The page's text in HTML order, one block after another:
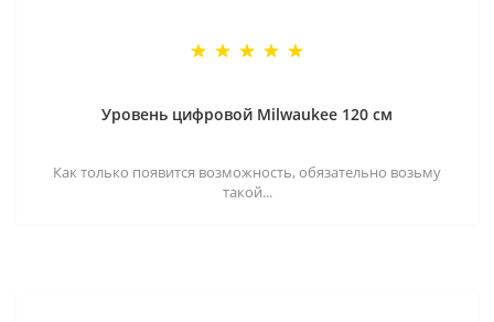
Уровень цифровой Milwaukee 120 см
Как только появится возможность, обязательно возьму
такой...